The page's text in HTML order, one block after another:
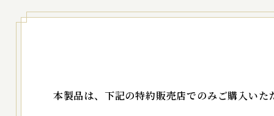
本製品は、下記の特約販売店でのみご購入い